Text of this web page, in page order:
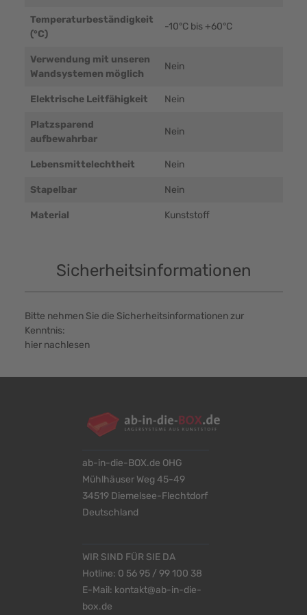
Temperaturbeständigkeit
(°C)
-10°C bis +60°C
Verwendung mit unseren
Wandsystemen möglich
Nein
Elektrische Leitfähigkeit Nein
Platzsparend
aufbewahrbar
Nein
Lebensmittelechtheit Nein
Stapelbar Nein
Material Kunststoff
Sicherheitsinformationen
Bitte nehmen Sie die Sicherheitsinformationen zur
Kenntnis:
hier nachlesen
ab-in-die-BOX.de OHG
Mühlhäuser Weg 45-49
34519 Diemelsee-Flechtdorf
Deutschland
WIR SIND FÜR SIE DA
Hotline: 0 56 95 / 99 100 38
E-Mail: kontakt@ab-in-die-
box.de